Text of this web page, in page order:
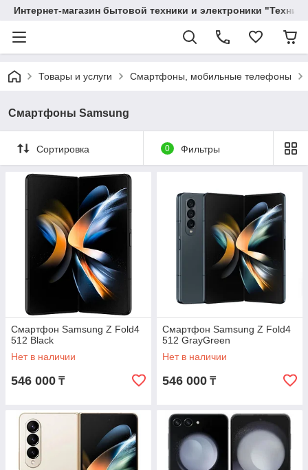
Интернет-магазин бытовой техники и электроники
Товары и услуги Смартфоны, мобильные телефоны
Смартфоны Samsung
Сортировка 0 Фильтры
Смартфон Samsung Z Fold4
512 Black
Нет в наличии
546 000 ₸
Смартфон Samsung Z Fold4
512 GrayGreen
Нет в наличии
546 000 ₸